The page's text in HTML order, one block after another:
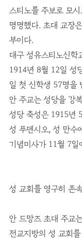
스티노를 주보로 모
명명했다. 초대 교장
부이다.
대구 성유스티노신학
1914년 8월 12일 성
일 첫 신학생 57명을
안 주교는 성당을 강
성당 축성은 1915년
성 푸덴시오, 성 만수
기념미사가 11월 7일
성 교회를 영구히 존
안 드망즈 초대 주교
전교지방의 성 교회